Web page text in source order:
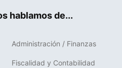
hablamos de...
Administración / Finanzas
Fiscalidad y Contabilidad